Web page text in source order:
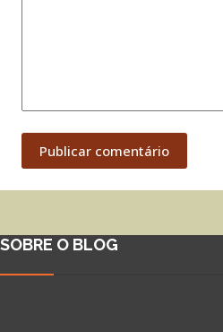
Publicar comentário
SOBRE O BLOG